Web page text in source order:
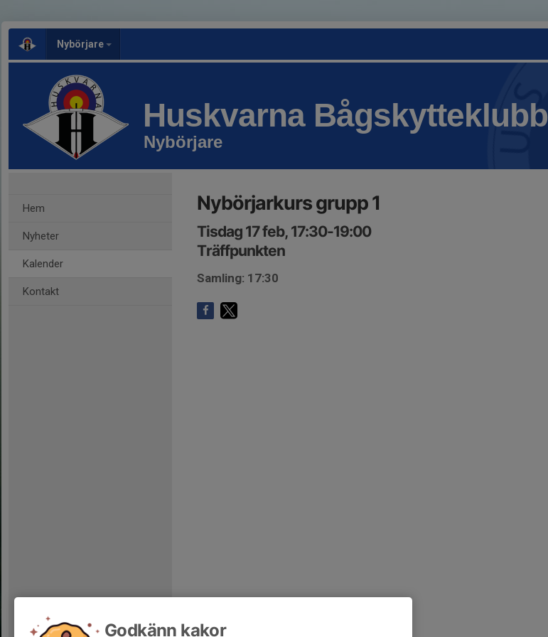
Nybörjare
Huskvarna Bågskytteklubb
Nybörjare
Hem
Nyheter
Kalender
Kontakt
Nybörjarkurs grupp 1
Tisdag 17 feb, 17:30-19:00
Träffpunkten
Samling: 17:30
Godkänn kakor